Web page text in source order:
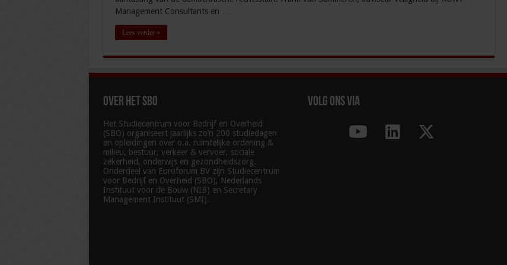
Management Consultants en …
Lees verder »
Over het SBO
Het Studiecentrum voor Bedrijf en Overheid
(SBO) organiseert jaarlijks zo’n 200 studiedagen
en opleidingen over o.a. ruimtelijke ordening &
milieu, bestuur, verkeer & vervoer, sociale
zekerheid, onderwijs en gezondheidszorg.
Onderdeel van Euroforum BV zijn Studiecentrum
voor Bedrijf en Overheid (SBO), Nederlands
Instituut voor de Bouw (NIB) en Secretary
Management Instituut (SMI).
Volg ons via